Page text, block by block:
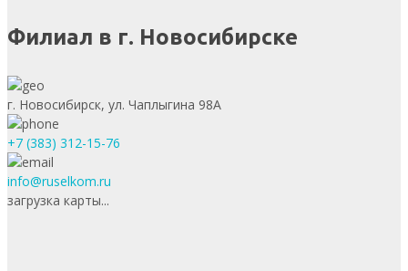
Филиал в г. Новосибирске
г. Новосибирск, ул. Чаплыгина 98А
+7 (383) 312-15-76
info@ruselkom.ru
загрузка карты...